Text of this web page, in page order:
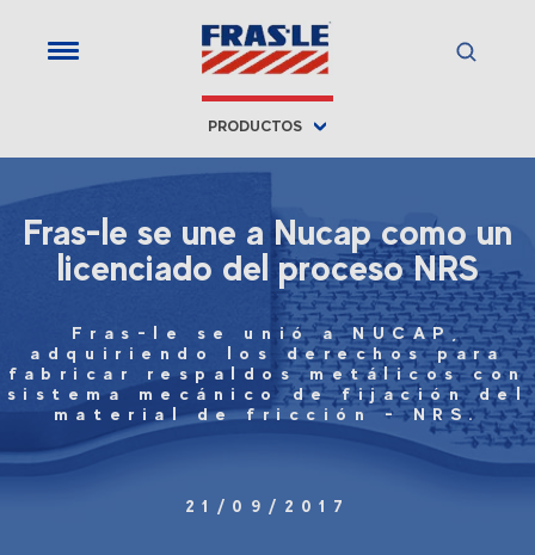
PRODUCTOS
Fras-le se une a Nucap como un
licenciado del proceso NRS
Fras-le se unió a NUCAP,
adquiriendo los derechos para
fabricar respaldos metálicos con
sistema mecánico de fijación del
material de fricción - NRS.
21/09/2017